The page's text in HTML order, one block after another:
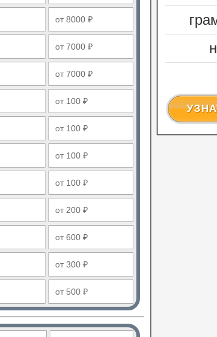
от 8000 ₽
от 7000 ₽
от 7000 ₽
от 100 ₽
от 100 ₽
от 100 ₽
от 100 ₽
от 200 ₽
от 600 ₽
от 300 ₽
от 500 ₽